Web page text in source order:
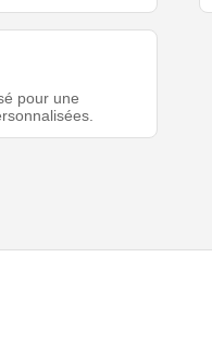
pour une